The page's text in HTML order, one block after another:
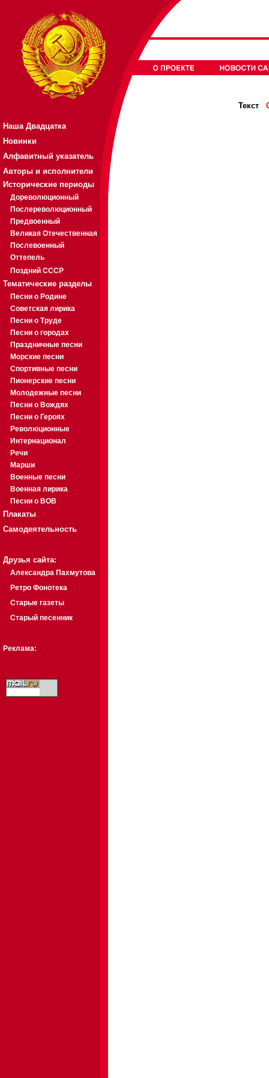
Наша Двадцатка
Новинки
Алфавитный указатель
Авторы и исполнители
Исторические периоды
Дореволюционный
Послереволюционный
Предвоенный
Великая Отечественная
Послевоенный
Оттепель
Поздний СССР
Тематические разделы
Песни о Родине
Советская лирика
Песни о Труде
Песни о городах
Праздничные песни
Морские песни
Спортивные песни
Пионерские песни
Молодежные песни
Песни о Вождях
Песни о Героях
Революционные
Интернационал
Речи
Марши
Военные песни
Военная лирика
Песни о ВОВ
Плакаты
Самодеятельность
Друзья сайта:
Александра Пахмутова
Ретро Фонотека
Старые газеты
Старый песенник
Реклама:
Текст